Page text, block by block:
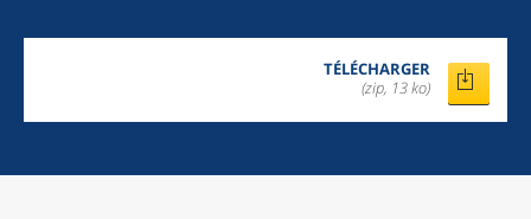
TÉLÉCHARGER
(zip, 13 ko)